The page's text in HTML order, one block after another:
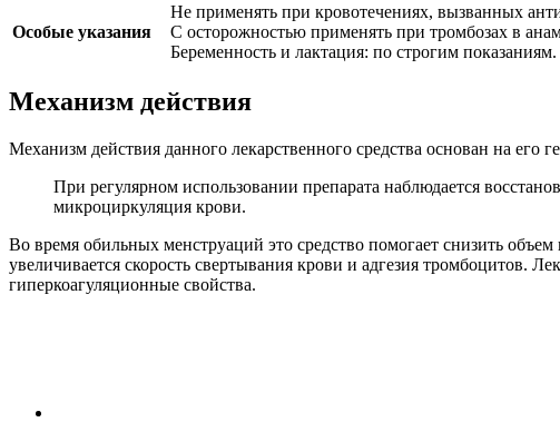
Особые указания
Не применять при кровотечениях, вызванных
С осторожностью применять при тромбозах в
Беременность и лактация: по строгим показаниям.
Механизм действия
Механизм действия данного лекарственного средства основан на его
При регулярном использовании препарата наблюдается
микроциркуляция крови.
Во время обильных менструаций это средство помогает снизить
увеличивается скорость свертывания крови и адгезия тромбоцитов.
гиперкоагуляционные свойства.